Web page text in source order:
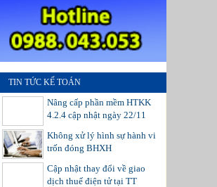
TIN TỨC KẾ TOÁN
Nâng cấp phần mềm HTKK
4.2.4 cập nhật ngày 22/11
Không xử lý hình sự hành vi
trốn đóng BHXH
Cập nhật thay đổi về giao
dịch thuế điện tử tại TT